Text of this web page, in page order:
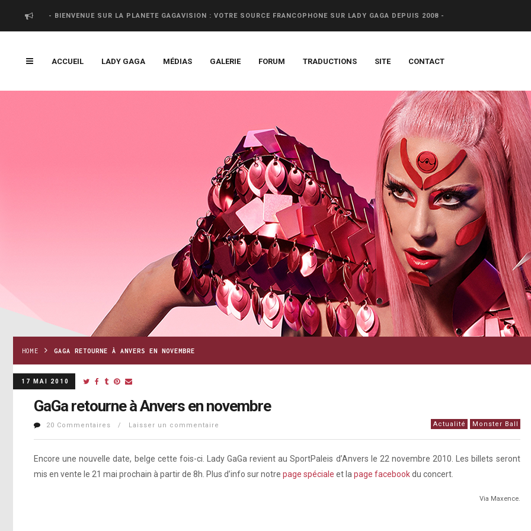
- BIENVENUE SUR LA PLANETE GAGAVISION : VOTRE SOURCE FRANCOPHONE SUR LADY GAGA DEPUIS 2008 -
ACCUEIL LADY GAGA MÉDIAS GALERIE FORUM TRADUCTIONS SITE CONTACT
HOME GAGA RETOURNE À ANVERS EN NOVEMBRE
17 MAI 2010
GaGa retourne à Anvers en novembre
20 Commentaires / Laisser un commentaire Actualité Monster Ball
Encore une nouvelle date, belge cette fois-ci. Lady GaGa revient au SportPaleis d’Anvers le 22 novembre 2010. Les billets seront
mis en vente le 21 mai prochain à partir de 8h. Plus d’info sur notre page spéciale et lapage facebookdu concert.
Via Maxence.